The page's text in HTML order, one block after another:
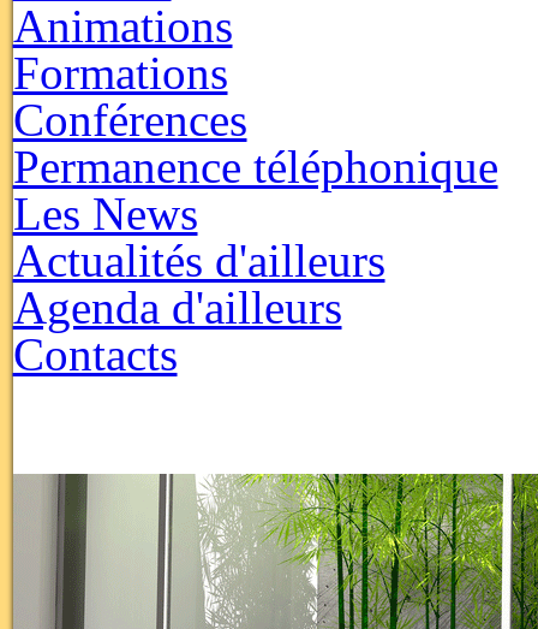
Animations
Formations
Conférences
Permanence téléphonique
Les News
Actualités d'ailleurs
Agenda d'ailleurs
Contacts